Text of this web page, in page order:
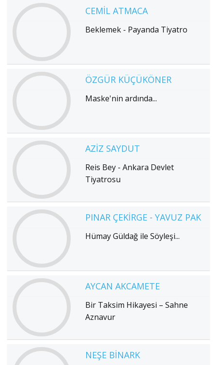
CEMIL ATMACA
Beklemek - Payanda Tiyatro
ÖZGÜR KÜÇÜKÖNER
Maske'nin ardında...
AZIZ SAYDUT
Reis Bey - Ankara Devlet
Tiyatrosu
PINAR ÇEKIRGE - YAVUZ PAK
Hümay Güldağ ile Söyleşi...
AYCAN AKCAMETE
Bir Taksim Hikayesi – Sahne
Aznavur
NEŞE BINARK